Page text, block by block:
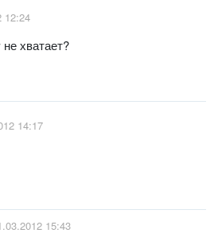
12:24
хватает?
14:17
15:43